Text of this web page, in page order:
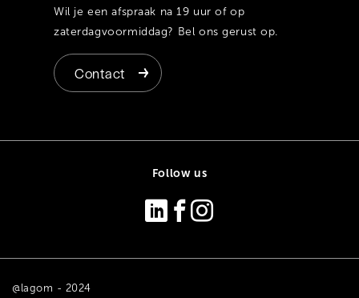
Wil je een afspraak na 19 uur of op
zaterdagvoormiddag? Bel ons gerust op.
Contact
Follow us
@lagom - 2024